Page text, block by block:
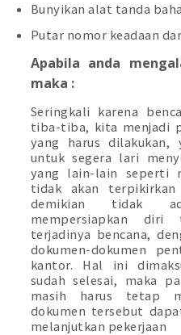
Bunyikan alat tanda
Putar nomor keadaan
Apabila anda
maka :
Seringkali karena
tiba-tiba, kita menjadi
yang harus dilakukan,
untuk segera lari
yang lain-lain seperti
tidak akan terpikirkan
demikian tidak
mempersiapkan diri
terjadinya bencana,
dokumen-dokumen
kantor. Hal ini
sudah selesai, maka
masih harus tetap
dokumen tersebut
melanjutkan pekerjaan